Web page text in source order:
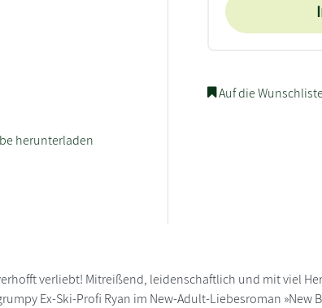
herunterladen
Auf die
verliebt! Mitreißend, leidenschaftlich und mit viel
Ex-Ski-Profi Ryan im New-Adult-Liebesroman »New